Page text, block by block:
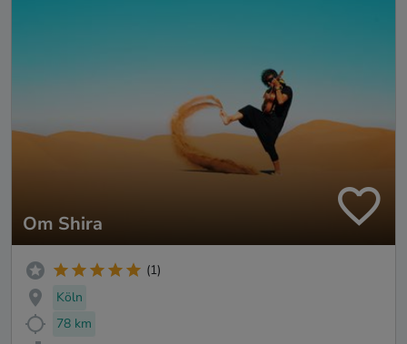
Om Shira
(1)
Köln
78 km